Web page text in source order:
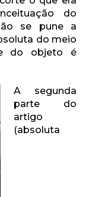
do
se pune a
do meio
do objeto é
A segunda
parte do
artigo
(absoluta